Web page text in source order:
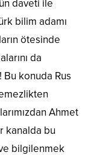
daveti ile
bilim adamı
ötesinde
da
konuda Rus
Ahmet
kanalda bu
bilgilenmek